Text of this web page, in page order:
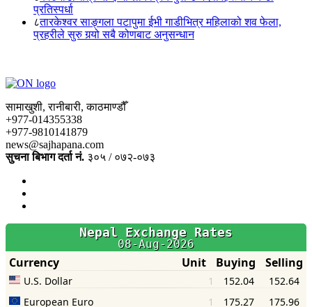
प्रतिस्पर्धा
८तारकेश्वर साङ्गला पटापुमा ईभी गाडीभित्र महिलाको शव फेला,
प्रहरीले सुरु गर्‍यो सबै कोणबाट अनुसन्धान
सामाखुशी, रानीबारी, काठमाण्डौँ
+977-014355338
+977-9810141879
news@sajhapana.com
सुचना बिभाग दर्ता नं. ३०५ / ०७२-०७३